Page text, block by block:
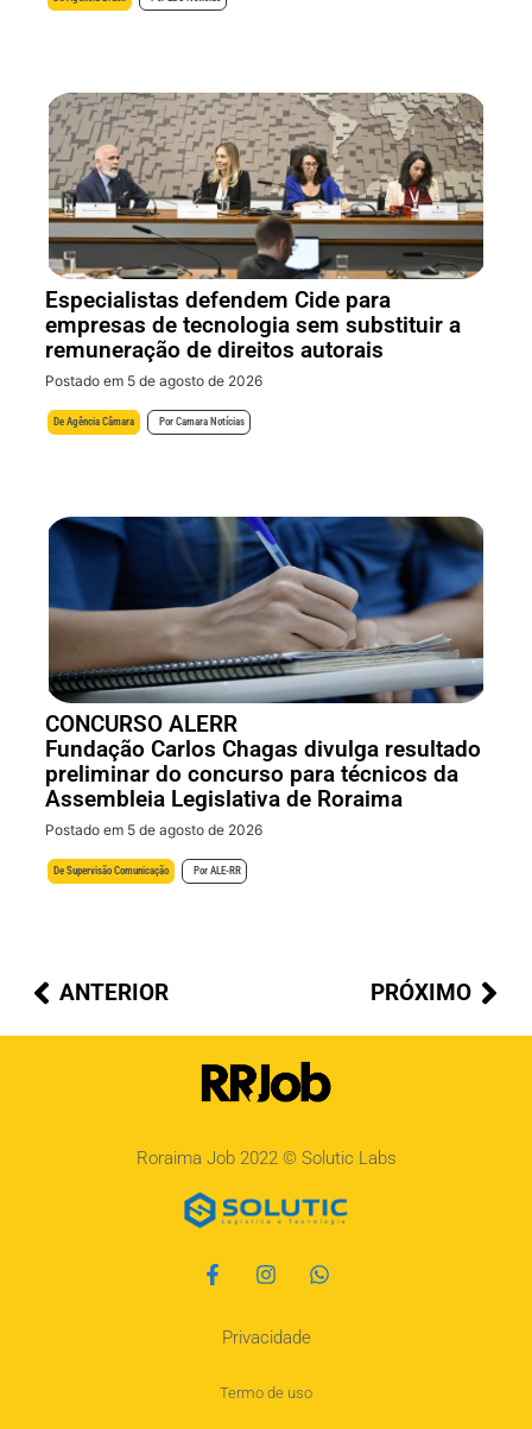
Especialistas defendem Cide para
empresas de tecnologia sem substituir a
remuneração de direitos autorais
Postado em 5 de agosto de 2026
De Agência Câmara Por Camara Notícias
CONCURSO ALERR
Fundação Carlos Chagas divulga resultado
preliminar do concurso para técnicos da
Assembleia Legislativa de Roraima
Postado em 5 de agosto de 2026
De Supervisão Comunicação Por ALE-RR
ANTERIOR PRÓXIMO
Roraima Job 2022 © Solutic Labs
Privacidade
Termo de uso